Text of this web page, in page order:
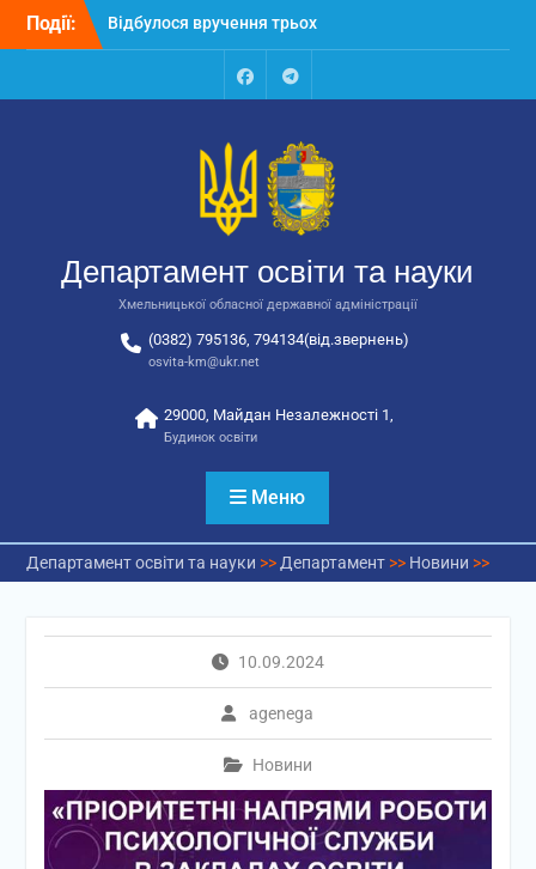
Перейти
Події:
Відбулося вручення трьох
автобусів для потреб
Відбулося засідання
освіти та науки обласної
державної адміністрації
Відбулась обласна
національно-патріотичне
виховання
FacebookTalegram
Департамент освіти та науки
Хмельницької обласної державної адміністрації
(0382) 795136, 794134(від.звернень)
osvita-km@ukr.net
29000, Майдан Незалежності 1,
Будинок освіти
Меню
Департамент освіти та науки >> Департамент>> Новини >>
10.09.2024
agenega
Новини